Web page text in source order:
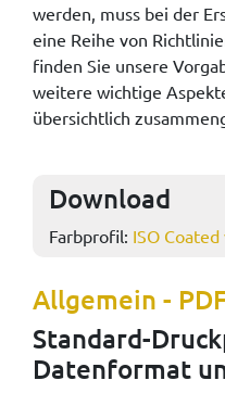
werden, muss bei der
eine Reihe von
finden Sie unsere
weitere wichtige
übersichtlich
Download
Farbprofil: ISO Coated
Allgemein -
Standard-
Datenformat